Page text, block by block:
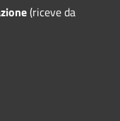
(riceve da